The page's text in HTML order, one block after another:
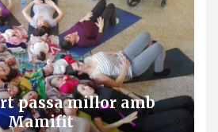
passa millor amb
Mamifit